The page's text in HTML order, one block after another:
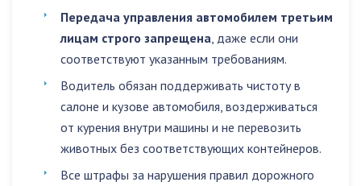
Передача управления автомобилем третьим
лицам строго запрещена, даже если они
соответствуют указанным требованиям.
Водитель обязан поддерживать чистоту в
салоне и кузове автомобиля, воздерживаться
от курения внутри машины и не перевозить
животных без соответствующих контейнеров.
Все штрафы за нарушения правил дорожного